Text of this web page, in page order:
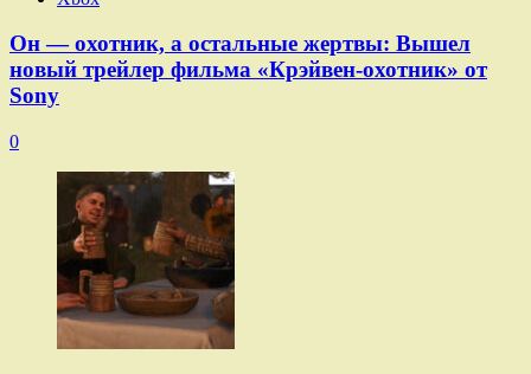
Он — охотник, а остальные жертвы: Вышел
новый трейлер фильма «Крэйвен-охотник» от
Sony
0